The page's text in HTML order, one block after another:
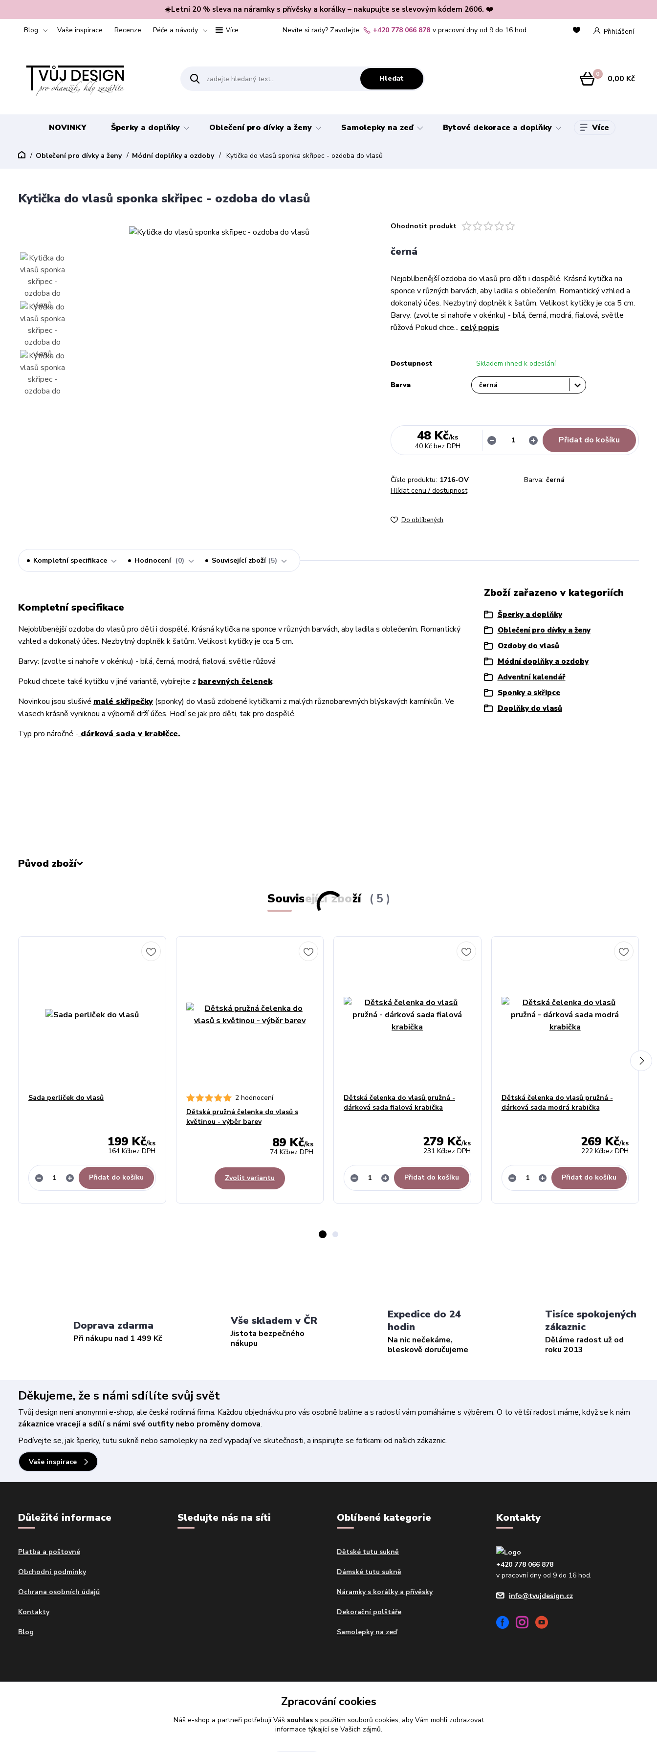
☀️Letní 20 % sleva na náramky s přívěsky a korálky – nakupujte se slevovým kódem 2606. ❤️
Blog Vaše inspirace Recenze Péče a návody Více Přihlášení
Hledat
Nevíte si rady? Zavolejte. +420 778 066 878 v pracovní dny od 9 do 16 hod.
0 0,00 Kč
NOVINKY Šperky a doplňky Oblečení pro dívky a ženy Samolepky na zeď Bytové dekorace a doplňky Více
Oblečení pro dívky a ženy Módní doplňky a ozdoby Kytička do vlasů sponka skřipec - ozdoba do vlasů
Kytička do vlasů sponka skřipec - ozdoba do vlasů
Ohodnotit produkt
černá
Nejoblíbenější ozdoba do vlasů pro děti i dospělé. Krásná kytička na
sponce v různých barvách, aby ladila s oblečením. Romantický vzhled a
dokonalý účes. Nezbytný doplněk k šatům. Velikost kytičky je cca 5 cm.
Barvy: (zvolte si nahoře v okénku) - bílá, černá, modrá, fialová, světle
růžová Pokud chce... celý popis
Dostupnost Skladem ihned k odeslání
Barva
48 Kč/ks
40 Kč bez DPH
Přidat do košíku
Číslo produktu: 1716-OV Barva: černá
Hlídat cenu / dostupnost
Do oblíbených
Kompletní specifikace Hodnocení 0 Související zboží 5
Kompletní specifikace
Nejoblíbenější ozdoba do vlasů pro děti i dospělé. Krásná kytička na sponce v různých barvách, aby ladila s oblečením. Romantický
vzhled a dokonalý účes. Nezbytný doplněk k šatům. Velikost kytičky je cca 5 cm.
Barvy: (zvolte si nahoře v okénku) - bílá, černá, modrá, fialová, světle růžová
Pokud chcete také kytičku v jiné variantě, vybírejte z barevných čelenek.
Novinkou jsou slušivé malé skřipečky (sponky) do vlasů zdobené kytičkami z malých různobarevných blýskavých kamínkůn. Ve
vlasech krásně vyniknou a výborně drží účes. Hodí se jak pro děti, tak pro dospělé.
Typ pro náročné - dárková sada v krabičce.
Původ zboží
Zboží zařazeno v kategoriích
Šperky a doplňky
Oblečení pro dívky a ženy
Ozdoby do vlasů
Módní doplňky a ozdoby
Adventní kalendář
Sponky a skřipce
Doplňky do vlasů
Související zboží 5
Sada perliček do vlasů
199 Kč/ks
164 Kčbez DPH
Přidat do košíku
2 hodnocení
Dětská pružná čelenka do vlasů s
květinou - výběr barev
89 Kč/ks
74 Kčbez DPH
Zvolit variantu
Dětská čelenka do vlasů pružná -
dárková sada fialová krabička
279 Kč/ks
231 Kčbez DPH
Přidat do košíku
Dětská čelenka do vlasů pružná -
dárková sada modrá krabička
269 Kč/ks
222 Kčbez DPH
Přidat do košíku
Doprava zdarma
Při nákupu nad 1 499 Kč
Vše skladem v ČR
Jistota bezpečného
nákupu
Expedice do 24
hodin
Na nic nečekáme,
bleskově doručujeme
Tisíce spokojených
zákaznic
Děláme radost už od
roku 2013
Děkujeme, že s námi sdílíte svůj svět
Tvůj design není anonymní e-shop, ale česká rodinná firma. Každou objednávku pro vás osobně balíme a s radostí vám pomáháme s výběrem. O to větší radost máme, když se k nám
zákaznice vracejí a sdílí s námi své outfity nebo proměny domova.
Podívejte se, jak šperky, tutu sukně nebo samolepky na zeď vypadají ve skutečnosti, a inspirujte se fotkami od našich zákaznic.
Vaše inspirace
Důležité informace
Platba a poštovné
Obchodní podmínky
Ochrana osobních údajů
Kontakty
Blog
Sledujte nás na síti Oblíbené kategorie
Dětské tutu sukně
Dámské tutu sukně
Náramky s korálky a přívěsky
Dekorační polštáře
Samolepky na zeď
Kontakty
+420 778 066 878
v pracovní dny od 9 do 16 hod.
info@tvujdesign.cz
Zpracování cookies
Náš e-shop a partneři potřebují Váš souhlass použitím souborů cookies, aby Vám mohli zobrazovat
informace týkající se Vašich zájmů.